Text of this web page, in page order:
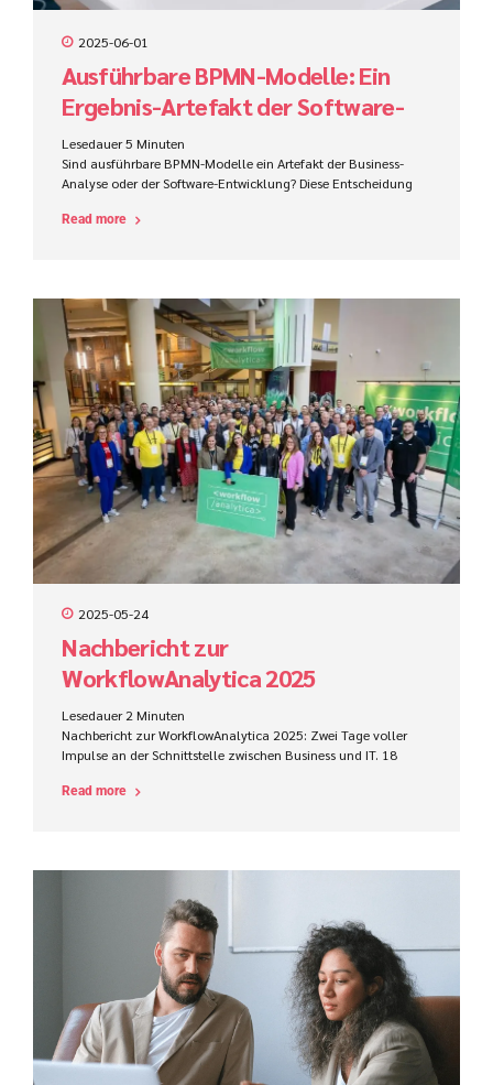
2025-06-01
Ausführbare BPMN-Modelle: Ein
Ergebnis-Artefakt der Software-
Entwicklung oder der Business
Analyse?
Lesedauer5 Minuten
Sind ausführbare BPMN-Modelle ein Artefakt der Business-
Analyse oder der Software-Entwicklung? Diese Entscheidung
den Projekterfolg im ProCode-Bereich maßgeblich.
Read more
2025-05-24
Nachbericht zur
WorkflowAnalytica 2025
Lesedauer 2 Minuten
Nachbericht zur WorkflowAnalytica 2025: Zwei Tage voller
Impulse an der Schnittstelle zwischen Business und IT. 18
geliefert, wie Workflow-Analysten erfolgreicher bei der
Read more